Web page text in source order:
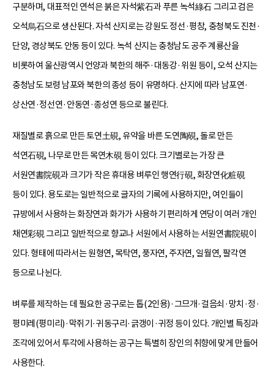
구분하며, 대표적인 연석은 붉은 자석紫石과 푸른 녹석綠石 그리고 검은
오석烏石으로 생산된다. 자석 산지로는 강원도 정선·평창, 충청북도 진천·
단양, 경상북도 안동 등이 있다. 녹석 산지는 충청남도 공주 계룡산을
비롯하여 울산광역시 언양과 북한의 해주·대동강·위원 등이, 오석 산지는
충청남도 보령 남포와 북한의 종성 등이 유명하다. 산지에 따라 남포연·
상산연·정선연·안동연·종성연 등으로 불린다.
재질별로 흙으로 만든 토연土硯, 유약을 바른 도연陶硯, 돌로 만든
석연石硯, 나무로 만든 목연木硯 등이 있다. 크기별로는 가장 큰
서원연書院硯과 크기가 작은 휴대용 벼루인 행연行硯, 화장연化粧硯
등이 있다. 용도로는 일반적으로 글자의 기록에 사용하지만, 여인들이
규방에서 사용하는 화장연과 화가가 사용하기 편리하게 연당이 여러 개인
채연彩硯 그리고 일반적으로 향교나 서원에서 사용하는 서원연書院硯이
있다. 형태에 따라서는 원형연, 목탁연, 풍자연, 주자연, 일월연, 팔각연
등으로 나뉜다.
벼루를 제작하는 데 필요한 공구로는 톱(2인용)·그므개·걸음쇠·망치·정·
평미레(평미리)·막쥐기·귀동구리·긁갱이·귀정 등이 있다. 개인별 특징과
조각에 있어서 투각에 사용하는 공구는 특별히 장인의 취향에 맞게 만들어
사용한다.